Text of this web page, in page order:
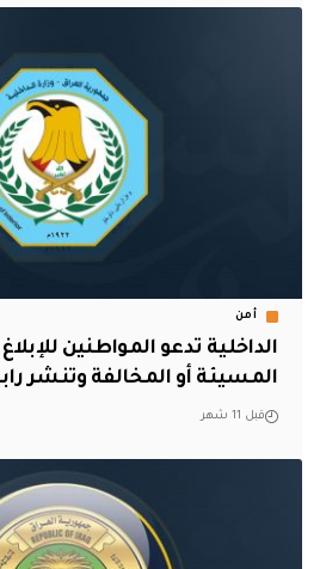
أمن
الداخلية تدعو المواطنين
المسيئة أو المخالفة وتنشر
قبل 11 شهر